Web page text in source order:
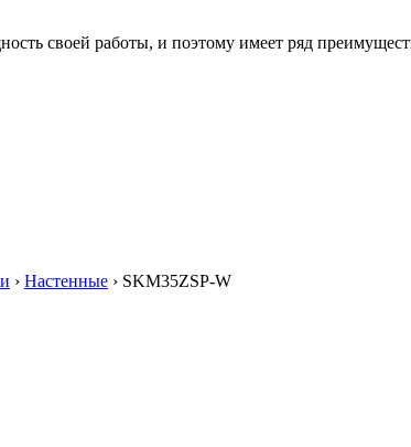
своей работы, и поэтому имеет ряд
› Настенные › SKM35ZSP-W